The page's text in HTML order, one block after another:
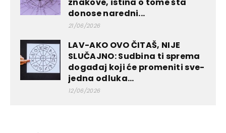
znakove, istina o tome šta
donose naredni...
21/06/2026
LAV-AKO OVO ČITAŠ, NIJE
SLUČAJNO: Sudbina ti sprema
događaj koji će promeniti sve-
jedna odluka...
12/06/2026